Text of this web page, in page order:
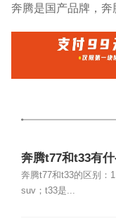
奔腾是国产品牌，奔
奔腾t77和t33有什
奔腾t77和t33的区别：
suv；t33是...